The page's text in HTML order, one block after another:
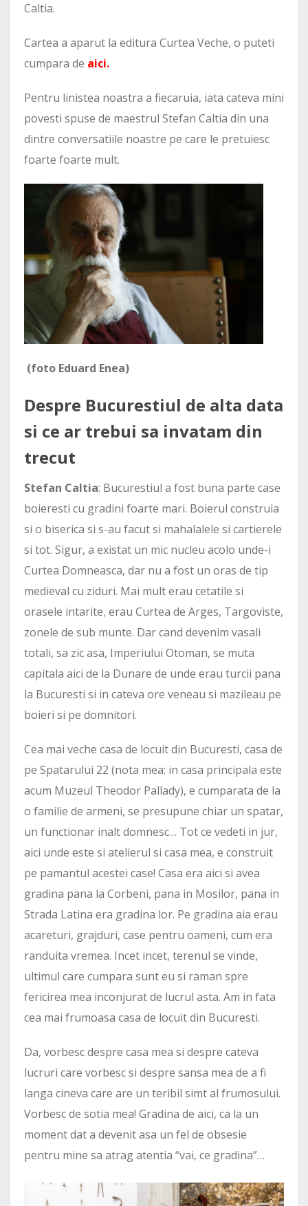
Caltia.
Cartea a aparut la editura Curtea Veche, o puteti
cumpara de aici.
Pentru linistea noastra a fiecaruia, iata cateva mini
povesti spuse de maestrul Stefan Caltia din una
dintre conversatiile noastre pe care le pretuiesc
foarte foarte mult.
(foto Eduard Enea)
Despre Bucurestiul de alta data
si ce ar trebui sa invatam din
trecut
Stefan Caltia: Bucurestiul a fost buna parte case
boieresti cu gradini foarte mari. Boierul construia
si o biserica si s-au facut si mahalalele si cartierele
si tot. Sigur, a existat un mic nucleu acolo unde-i
Curtea Domneasca, dar nu a fost un oras de tip
medieval cu ziduri. Mai mult erau cetatile si
orasele intarite, erau Curtea de Arges, Targoviste,
zonele de sub munte. Dar cand devenim vasali
totali, sa zic asa, Imperiului Otoman, se muta
capitala aici de la Dunare de unde erau turcii pana
la Bucuresti si in cateva ore veneau si mazileau pe
boieri si pe domnitori.
Cea mai veche casa de locuit din Bucuresti, casa de
pe Spatarului 22 (nota mea: in casa principala este
acum Muzeul Theodor Pallady), e cumparata de la
o familie de armeni, se presupune chiar un spatar,
un functionar inalt domnesc… Tot ce vedeti in jur,
aici unde este si atelierul si casa mea, e construit
pe pamantul acestei case! Casa era aici si avea
gradina pana la Corbeni, pana in Mosilor, pana in
Strada Latina era gradina lor. Pe gradina aia erau
acareturi, grajduri, case pentru oameni, cum era
randuita vremea. Incet incet, terenul se vinde,
ultimul care cumpara sunt eu si raman spre
fericirea mea inconjurat de lucrul asta. Am in fata
cea mai frumoasa casa de locuit din Bucuresti.
Da, vorbesc despre casa mea si despre cateva
lucruri care vorbesc si despre sansa mea de a fi
langa cineva care are un teribil simt al frumosului.
Vorbesc de sotia mea! Gradina de aici, ca la un
moment dat a devenit asa un fel de obsesie
pentru mine sa atrag atentia “vai, ce gradina”…